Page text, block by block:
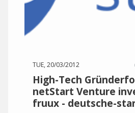
TUE, 20/03/2012
High-Tech
netStart Venture
fruux - deutsche-